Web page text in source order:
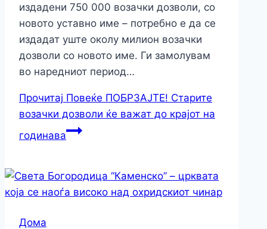
издадени 750 000 возачки дозволи, со
новото уставно име – потребно е да се
издадат уште околу милион возачки
дозволи со новото име. Ги замолувам
во наредниот период…
Прочитај Повеќе ПОБРЗАЈТЕ! Старите
возачки дозволи ќе важат до крајот на
годинава
Дома